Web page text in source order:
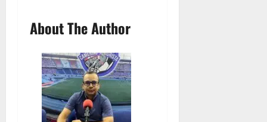
About The Author